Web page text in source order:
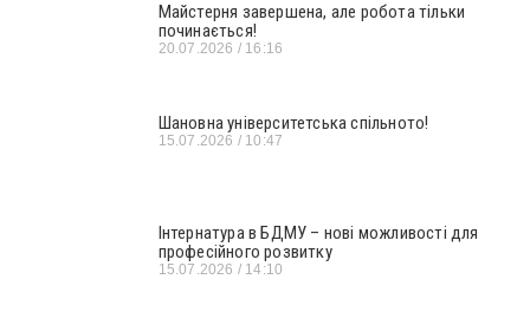
Майстерня завершена, але робота тільки
починається!
20.07.2026 16:16
Шановна університетська спільното!
15.07.2026 10:47
Інтернатура в БДМУ – нові можливості для
професійного розвитку
15.07.2026 14:10